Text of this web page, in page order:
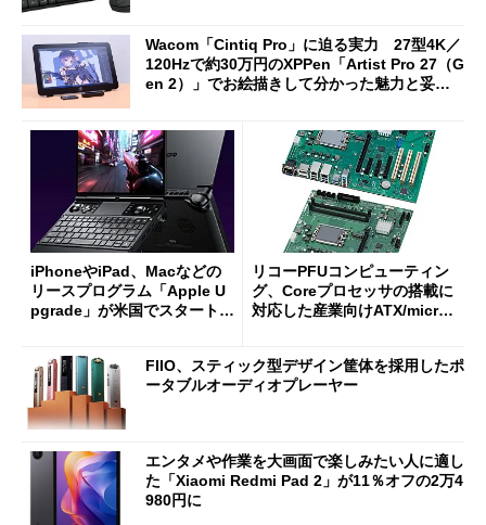
Wacom「Cintiq Pro」に迫る実力 27型4K／
120Hzで約30万円のXPPen「Artist Pro 27（G
en 2）」でお絵描きして分かった魅力と妥協
iPhoneやiPad、Macなどの
リースプログラム「Apple U
pgrade」が米国でスタート／
ut」が明...
リコーPFUコンピューティン
グ、Coreプロセッサの搭載に
対応した産業向けATX/micro
FIIO、スティック型デザイン筐体を採用したポ
ータブルオーディオプレーヤー
エンタメや作業を大画面で楽しみたい人に適し
た「Xiaomi Redmi Pad 2」が11％オフの2万4
980円に